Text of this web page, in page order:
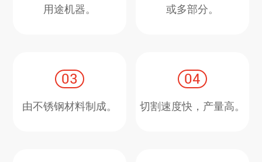
用途机器。
或多部分。
03
由不锈钢材料制成。
04
切割速度快，产量高。